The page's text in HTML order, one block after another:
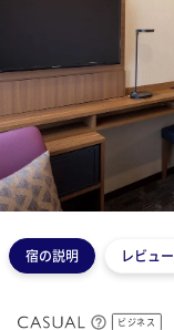
宿の説明 レビュー
ビジネス